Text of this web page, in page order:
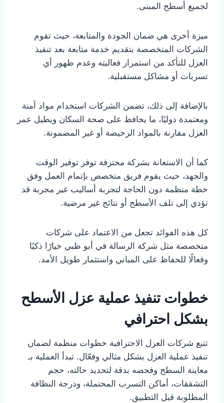
لجميع أسطح المبنى.
ميزة أخرى هي ضمان الجودة والمتابعة، حيث تقوم
الشركات المتخصصة بتقديم خدمة متابعة بعد تنفيذ
العزل للتأكد من استمرار فعاليته وعدم ظهور أي
تسربات أو مشاكل مستقبلية.
بالإضافة إلى ذلك، تضمن الشركات استخدام مواد آمنة
ومعتمدة دوليًا، ما يحافظ على صحة السكان ويطيل عمر
العزل مقارنة بالمواد الرخيصة أو غير المضمونة.
كما أن الاستعانة بشركة محترفة توفر توفير الوقت
والجهد، حيث يقوم فريق متخصص بإتمام العمل وفق
خطة منظمة دون الحاجة لتجربة أساليب غير مجربة قد
تؤدي إلى تلف الأسطح أو نتائج غير مرضية.
كل هذه الفوائد تجعل من الاعتماد على شركات
متخصصة مثل شركة الرسالة في أبو ظبي خيارًا ذكيًا
وفعالًا للحفاظ على المباني واستثمار طويل الأمد.
خطوات تنفيذ عملية عزل الأسطح
بشكل احترافي
تتبع شركات العزل الاحترافية خطوات منظمة لضمان
تنفيذ عملية العزل بشكل مثالي وفعّال. تبدأ العملية بـ
معاينة السطح وفحصه بدقة لتحديد حالته، حجم
التشققات، أماكن التسرب المحتملة، ودرجة النظافة
المطلوبة قبل التطبيق.